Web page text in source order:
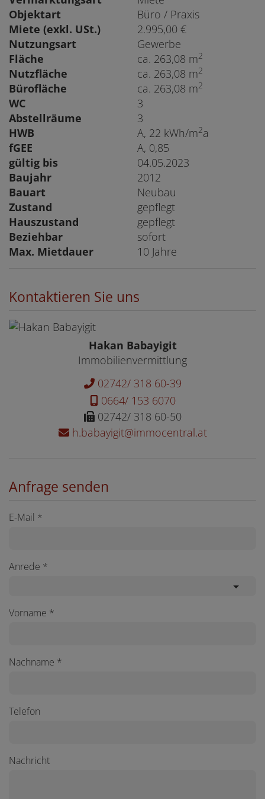
Objektart
Büro / Praxis
Miete (exkl. USt.)
2.995,00 €
Nutzungsart
Gewerbe
Fläche
ca. 263,08 m2
Nutzfläche ca. 263,08 m2
Bürofläche ca. 263,08 m2
WC
3
Abstellräume
3
HWB
A, 22 kWh/m2a
fGEE
A, 0,85
gültig bis
04.05.2023
Baujahr
2012
Bauart
Neubau
Zustand
gepflegt
Hauszustand
gepflegt
Beziehbar
sofort
Max. Mietdauer
10 Jahre
Kontaktieren Sie uns
Hakan Babayigit
Immobilienvermittlung
02742/ 318 60-39
0664/ 153 6070
02742/ 318 60-50
h.babayigit@immocentral.at
Anfrage senden
E-Mail
Anrede
Vorname
Nachname
Telefon
Nachricht